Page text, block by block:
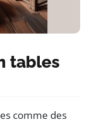
tables
comme des